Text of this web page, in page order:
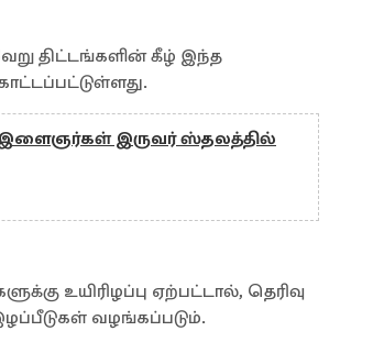
திட்டங்களின் கீழ் இந்த
: இளைஞர்கள் இருவர் ஸ்தலத்தில்
உயிரிழப்பு ஏற்பட்டால், தெரிவு
வழங்கப்படும்.